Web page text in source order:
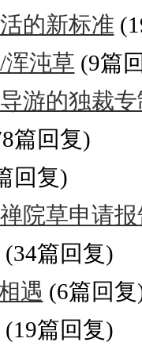
的新标准
沌草 (9篇
游的独裁专
篇回复)
回复)
院草申请
(34篇回复)
遇 (6篇回复
(19篇回复)